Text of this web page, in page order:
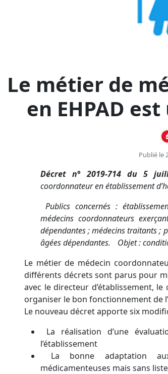
Le métier de
en EHPAD
Publié le
Décret n° 2019-714 du 5
coordonnateur en établissement
Publics concernés :
médecins coordonnateurs
dépendantes ; médecins traitants ;
âgées dépendantes. Objet :
Le métier de médecin
différents décrets sont parus pour
avec le directeur d’établissement,
organiser le bon fonctionnement de
Le nouveau décret apporte six
La réalisation d’une
l’établissement
La bonne adaptation
médicamenteuses mais sans